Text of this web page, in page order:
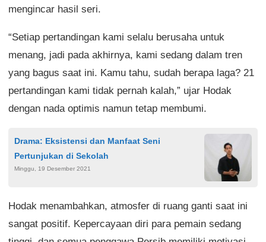
mengincar hasil seri.
“Setiap pertandingan kami selalu berusaha untuk
menang, jadi pada akhirnya, kami sedang dalam tren
yang bagus saat ini. Kamu tahu, sudah berapa laga? 21
pertandingan kami tidak pernah kalah,” ujar Hodak
dengan nada optimis namun tetap membumi.
Drama: Eksistensi dan Manfaat Seni
Pertunjukan di Sekolah
Minggu, 19 Desember 2021
Hodak menambahkan, atmosfer di ruang ganti saat ini
sangat positif. Kepercayaan diri para pemain sedang